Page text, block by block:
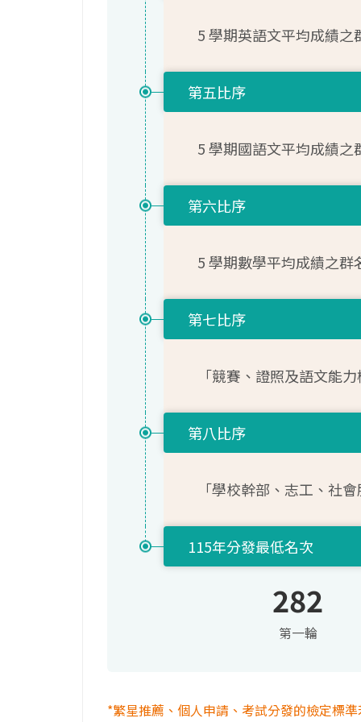
5 學期英語文平均成績之
第五比序
5 學期國語文平均成績之
第六比序
5 學期數學平均成績之群
第七比序
「競賽、證照及語文能
第八比序
「學校幹部、志工、社
115年分發最低名次
282
第一輪
*繁星推薦、個人申請、考試分發的檢定標